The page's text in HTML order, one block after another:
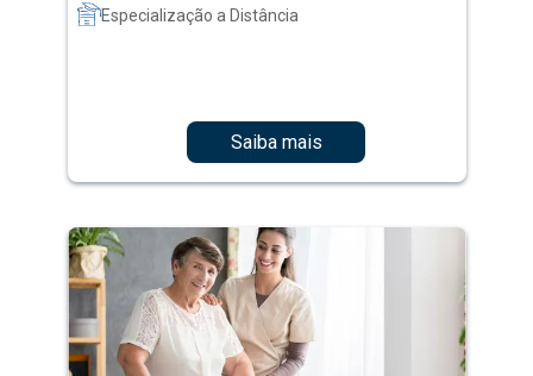
Especialização a Distância
Saiba mais